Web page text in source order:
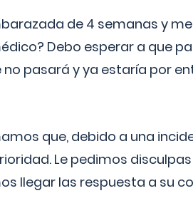
de 4 semanas y
Debo esperar a que
no pasará y ya estaría por
que, debido a una
Le pedimos
llegar las respuesta a su